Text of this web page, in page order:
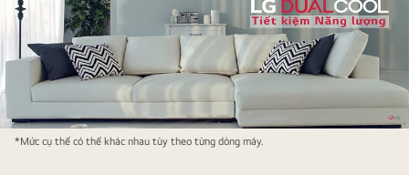
*Mức cụ thể có thể khác nhau tùy theo từng dòng máy.